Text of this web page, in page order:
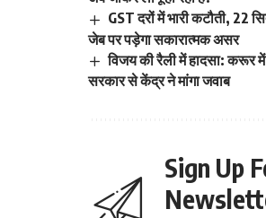
GST दरों में भारी कटौती, 22
जेब पर पड़ेगा सकारात्मक असर
विजय की रैली में हादसा: करूर
सरकार से केंद्र ने मांगा जवाब
Sign Up